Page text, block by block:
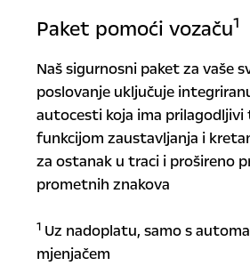
Paket pomoći vozaču1
Naš sigurnosni paket za vaše
poslovanje uključuje
autocesti koja ima
funkcijom zaustavljanja i
za ostanak u traci i prošireno
prometnih znakova
1Uz nadoplatu, samo s
mjenjačem